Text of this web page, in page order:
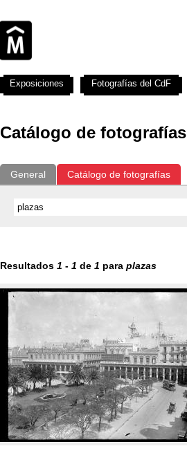
Catálogo de fotografías
General Catálogo de fotografías
Resultados 1 - 1 de 1 para plazas
Exposiciones Fotografías del CdF